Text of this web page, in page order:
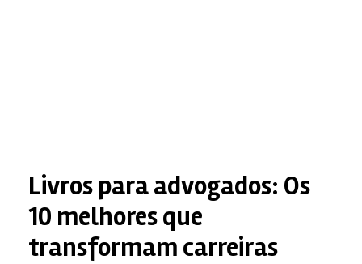
Livros para advogados: Os
10 melhores que
transformam carreiras